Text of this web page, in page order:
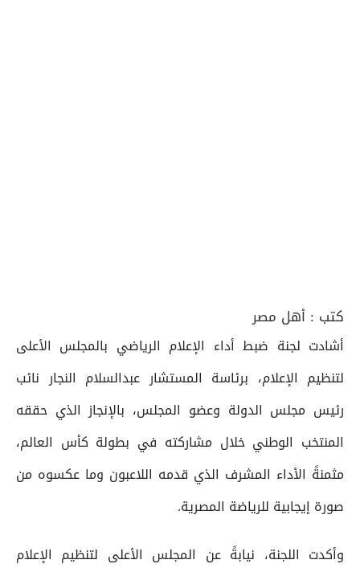
كتب : أهل مصر
أشادت لجنة ضبط أداء الإعلام الرياضي بالمجلس الأعلى
لتنظيم الإعلام، برئاسة المستشار عبدالسلام النجار نائب
رئيس مجلس الدولة وعضو المجلس، بالإنجاز الذي حققه
المنتخب الوطني خلال مشاركته في بطولة كأس العالم،
مثمنةً الأداء المشرف الذي قدمه اللاعبون وما عكسوه من
صورة إيجابية للرياضة المصرية.
وأكدت اللجنة، نيابةً عن المجلس الأعلى لتنظيم الإعلام